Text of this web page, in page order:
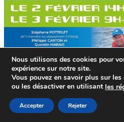
Nous utilisons des cookies pour
expérience sur notre site.
Vous pouvez en savoir plus sur
ou les désactiver en utilisant les
Accepter Rejeter